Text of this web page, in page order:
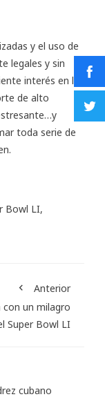
y el uso de
legales y sin
interés en la
de alto
toda serie de
Bowl LI,
Anterior
un milagro
Super Bowl LI
cubano